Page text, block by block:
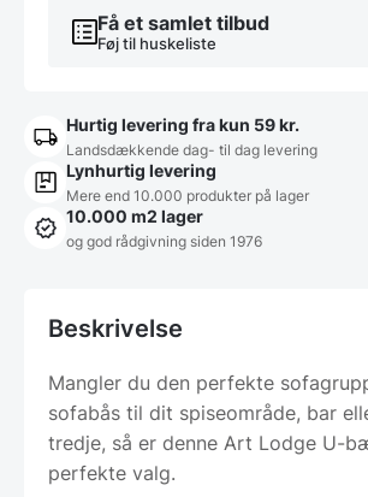
antal Få et samlet tilbud
Føj til huskeliste
Hurtig levering fra kun 59 kr.
Landsdækkende dag- til dag levering
Lynhurtig levering
Mere end 10.000 produkter på lager
10.000 m2 lager
og god rådgivning siden 1976
Beskrivelse
Mangler du den perfekte
sofabås til dit spiseområde, bar
tredje, så er denne Art Lodge U-
perfekte valg.